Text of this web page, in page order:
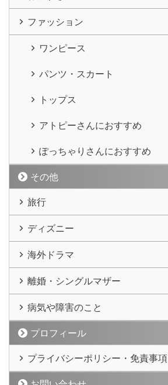
ファッション
ワンピース
パンツ・スカート
トップス
アトピーさんにおすすめ
ぽっちゃりさんにおすすめ
その他
旅行
ディズニー
海外ドラマ
離婚・シングルマザー
病気や障害のこと
プロフィール
プライバシーポリシー・免責事項